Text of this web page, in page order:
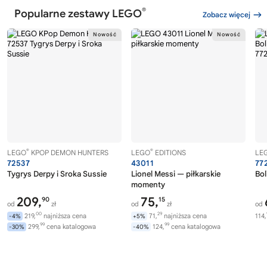
Popularne zestawy LEGO® Zobacz więcej
LEGO® KPOP DEMON HUNTERS
72537
Tygrys Derpy i Sroka Sussie
od 209,90
zł
-4% 219,00 najniższa cena
-30% 299,99 cena katalogowa
LEGO® EDITIONS
43011
Lionel Messi — piłkarskie
momenty
od 75,15
zł
+5% 71,29 najniższa cena
-40% 124,99 cena katalogowa
od
114,